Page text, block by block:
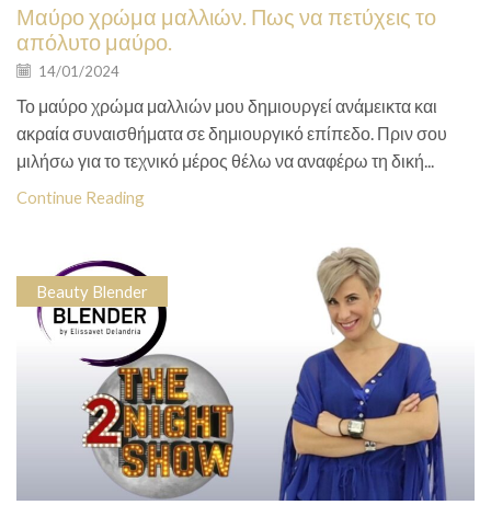
Μαύρο χρώμα μαλλιών. Πως να πετύχεις το
απόλυτο μαύρο.
14/01/2024
Το μαύρο χρώμα μαλλιών μου δημιουργεί ανάμεικτα και
ακραία συναισθήματα σε δημιουργικό επίπεδο. Πριν σου
μιλήσω για το τεχνικό μέρος θέλω να αναφέρω τη δική...
Continue Reading
Beauty Blender